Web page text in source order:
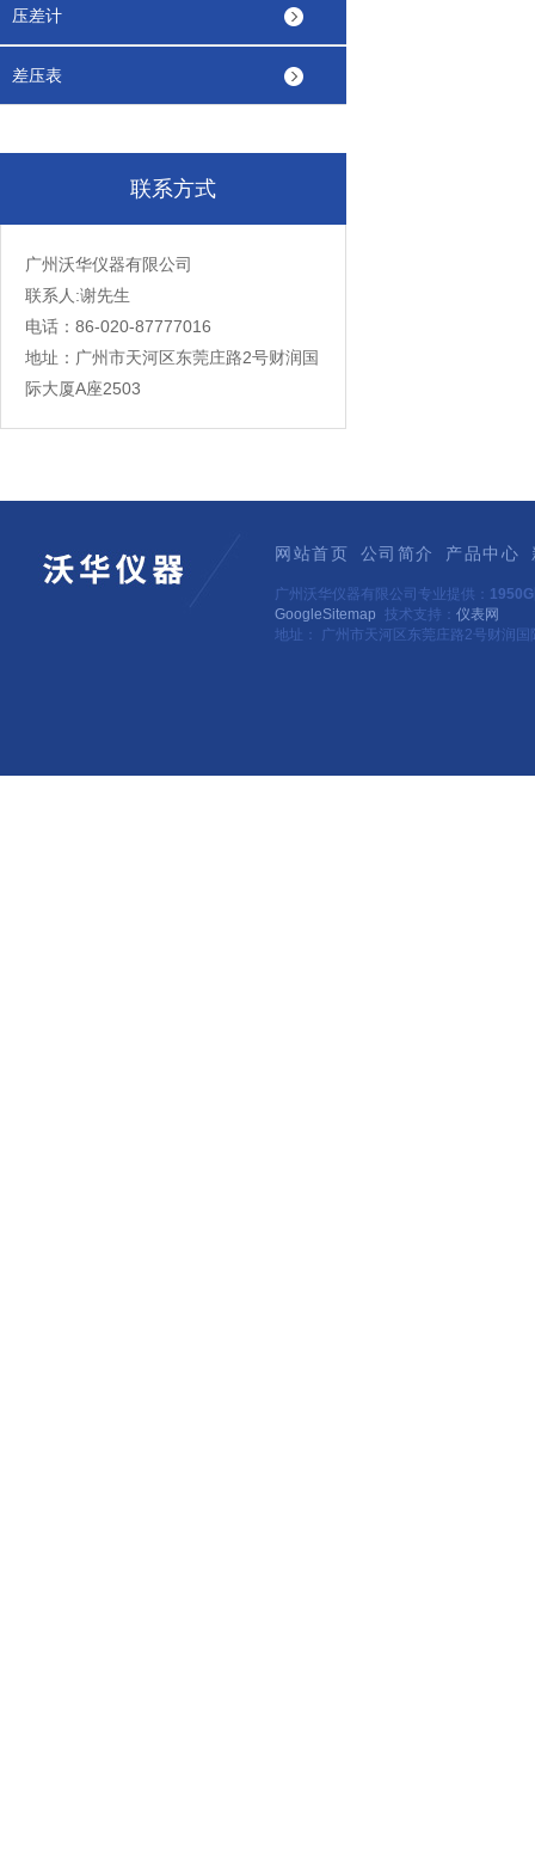
压差计
差压表
联系方式
广州沃华仪器有限公司
联系人:谢先生
电话：86-020-87777016
地址：广州市天河区东莞庄路2号财润国
际大厦A座2503
网站首页 公司简介 产品中心
广州沃华仪器有限公司专业提供：
GoogleSitemap 技术支持： 仪表网
地址： 广州市天河区东莞庄路2号财润